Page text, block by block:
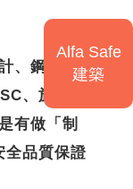
、鋼筋、混
、施工技術
有做「制
全品質保證
Alfa Safe
建築